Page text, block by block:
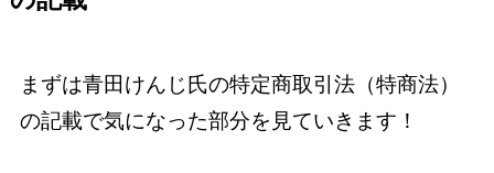
まずは青田けんじ氏の特定商取引法（特商法）
の記載で気になった部分を見ていきます！